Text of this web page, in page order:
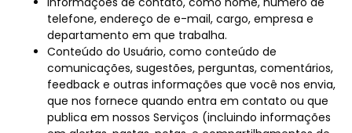
telefone, endereço de e-mail, cargo, empresa e
departamento em que trabalha.
Conteúdo do Usuário, como conteúdo de
comunicações, sugestões, perguntas, comentários,
feedback e outras informações que você nos envia,
que nos fornece quando entra em contato ou que
publica em nossos Serviços (incluindo informações